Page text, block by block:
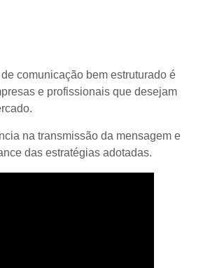
comunicação bem estruturado é
e profissionais que desejam
na transmissão da mensagem e
das estratégias adotadas.